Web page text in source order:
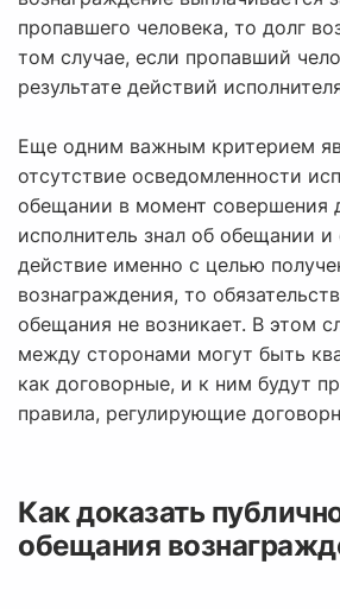
пропавшего человека, то долг
том случае, если пропавший
результате действий
Еще одним важным критерием
отсутствие осведомленности
обещании в момент совершения
исполнитель знал об обещании
действие именно с целью
вознаграждения, то
обещания не возникает. В этом
между сторонами могут быть
как договорные, и к ним будут
правила, регулирующие
Как доказать
обещания